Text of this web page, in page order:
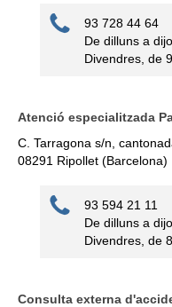
93 728 44 64
De dilluns a
Divendres, de
Atenció especialitzada
C. Tarragona s/n,
08291 Ripollet (Barcelona)
93 594 21 11
De dilluns a
Divendres, de
Consulta externa